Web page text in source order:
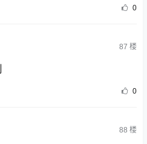
0
87 楼
0
88 楼